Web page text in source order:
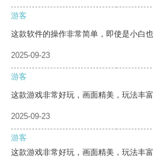
游客
这款软件的操作非常简单，即使是小白也
2025-09-23
游客
这款游戏非常好玩，画面精美，玩法丰富
2025-09-23
游客
这款游戏非常好玩，画面精美，玩法丰